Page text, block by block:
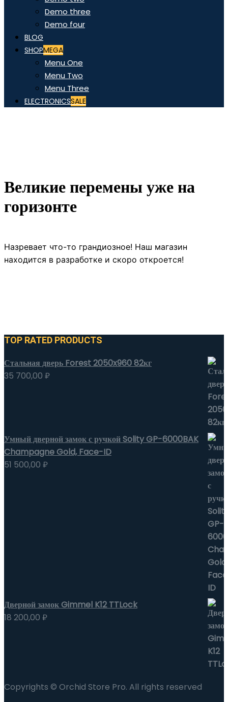
Demo three
Demo four
BLOG
SHOPMEGA
Menu One
Menu Two
Menu Three
ELECTRONICSSALE
Великие перемены уже на
горизонте
Назревает что-то грандиозное! Наш магазин
находится в разработке и скоро откроется!
TOP RATED PRODUCTS
Стальная дверь Forest 2050x960 82кг
35 700,00 ₽
Умный дверной замок с ручкой Solity GP-6000BAK
Champagne Gold, Face-ID
51 500,00 ₽
Дверной замок Gimmel K12 TTLock
18 200,00 ₽
Copyrights © Orchid Store Pro. All rights reserved